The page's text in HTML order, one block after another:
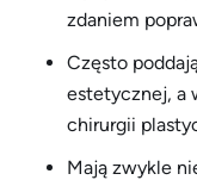
zdaniem
Często
estetycznej, a
chirurgii
Mają zwykle